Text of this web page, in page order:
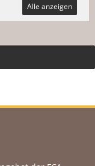
Alle anzeigen